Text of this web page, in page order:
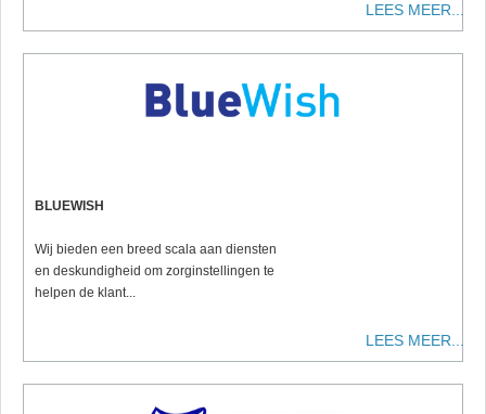
LEES MEER...
BLUEWISH
Wij bieden een breed scala aan diensten
en deskundigheid om zorginstellingen te
helpen de klant...
LEES MEER...